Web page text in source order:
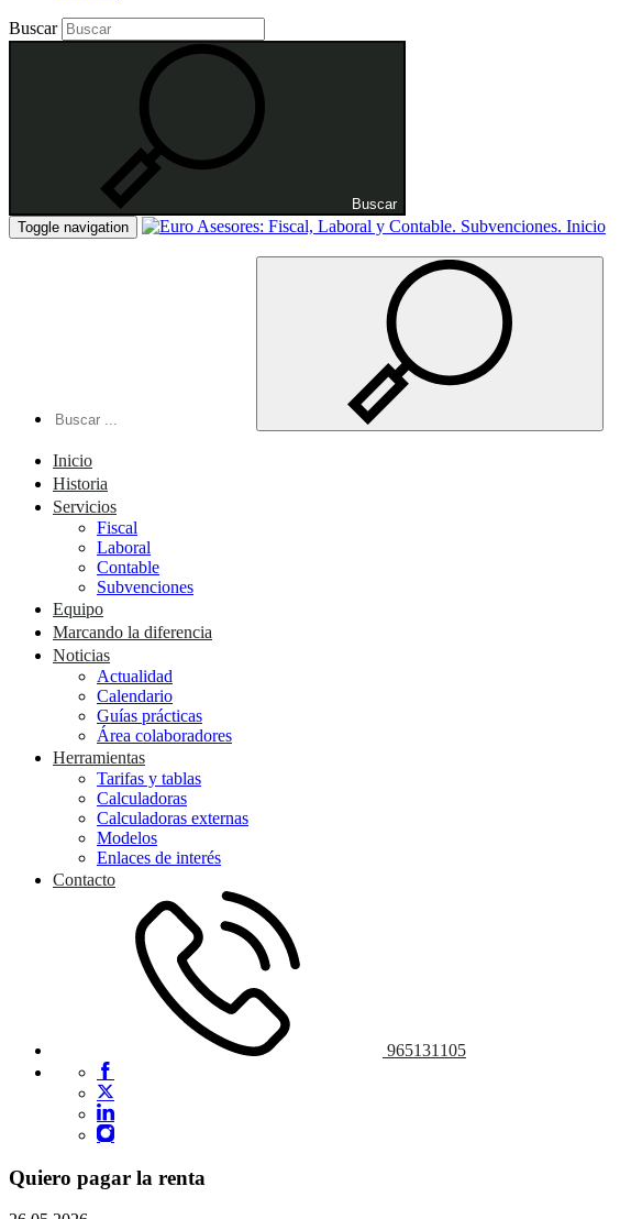
Buscar
Buscar
Toggle navigation
Inicio
Inicio
Historia
Servicios
Fiscal
Laboral
Contable
Subvenciones
Equipo
Marcando la diferencia
Noticias
Actualidad
Calendario
Guías prácticas
Área colaboradores
Herramientas
Tarifas y tablas
Calculadoras
Calculadoras externas
Modelos
Enlaces de interés
Contacto
965131105
Quiero pagar la renta